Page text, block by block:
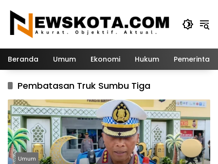
konten
Beranda Umum Ekonomi Hukum
Pembatasan Truk Sumbu Tiga
Umum